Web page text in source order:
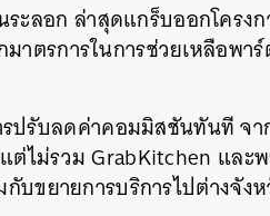
ะลอก ล่าสุดแกร็บออกโครง
าตรการในการช่วยเหลือพา
ปรับลดค่าคอมมิสชันทันที จ
ไม่รวม GrabKitchen และ
บขยายการบริการไปต่างจัง